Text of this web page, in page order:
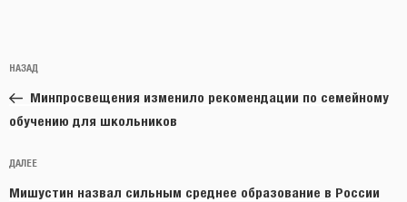
по
записям
Предыдущая
запись:
НАЗАД
Минпросвещения изменило рекомендации по семейному
обучению для школьников
Следующая
запись
ДАЛЕЕ
Мишустин назвал сильным среднее образование в России